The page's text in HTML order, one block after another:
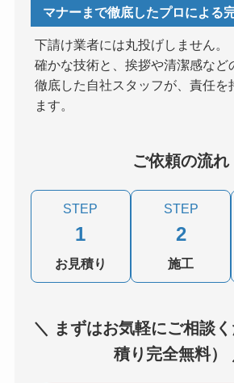
マナーまで徹底したプロによる
下請け業者には丸投げしません。
確かな技術と、挨拶や清潔感など
徹底した自社スタッフが、責任を
ます。
ご依頼の流れ
STEP
1
お見積り
STEP
2
施工
＼ まずはお気軽にご相談
積り完全無料）